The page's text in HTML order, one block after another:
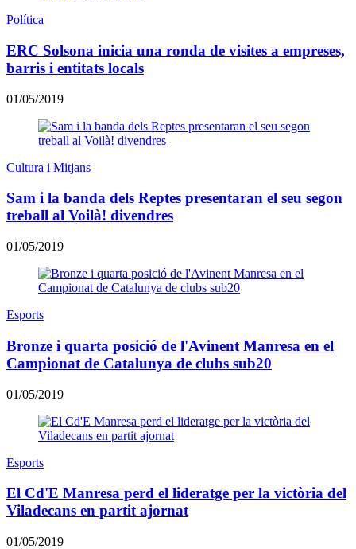
Política
ERC Solsona inicia una ronda de visites a empreses,
barris i entitats locals
01/05/2019
Cultura i Mitjans
Sam i la banda dels Reptes presentaran el seu segon
treball al Voilà! divendres
01/05/2019
Esports
Bronze i quarta posició de l'Avinent Manresa en el
Campionat de Catalunya de clubs sub20
01/05/2019
Esports
El Cd'E Manresa perd el lideratge per la victòria del
Viladecans en partit ajornat
01/05/2019